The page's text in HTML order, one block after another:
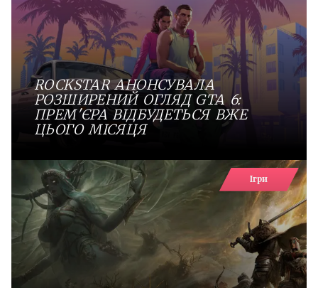
ROCKSTAR АНОНСУВАЛА
РОЗШИРЕНИЙ ОГЛЯД GTA 6:
ПРЕМ'ЄРА ВІДБУДЕТЬСЯ ВЖЕ
ЦЬОГО МІСЯЦЯ
Ігри